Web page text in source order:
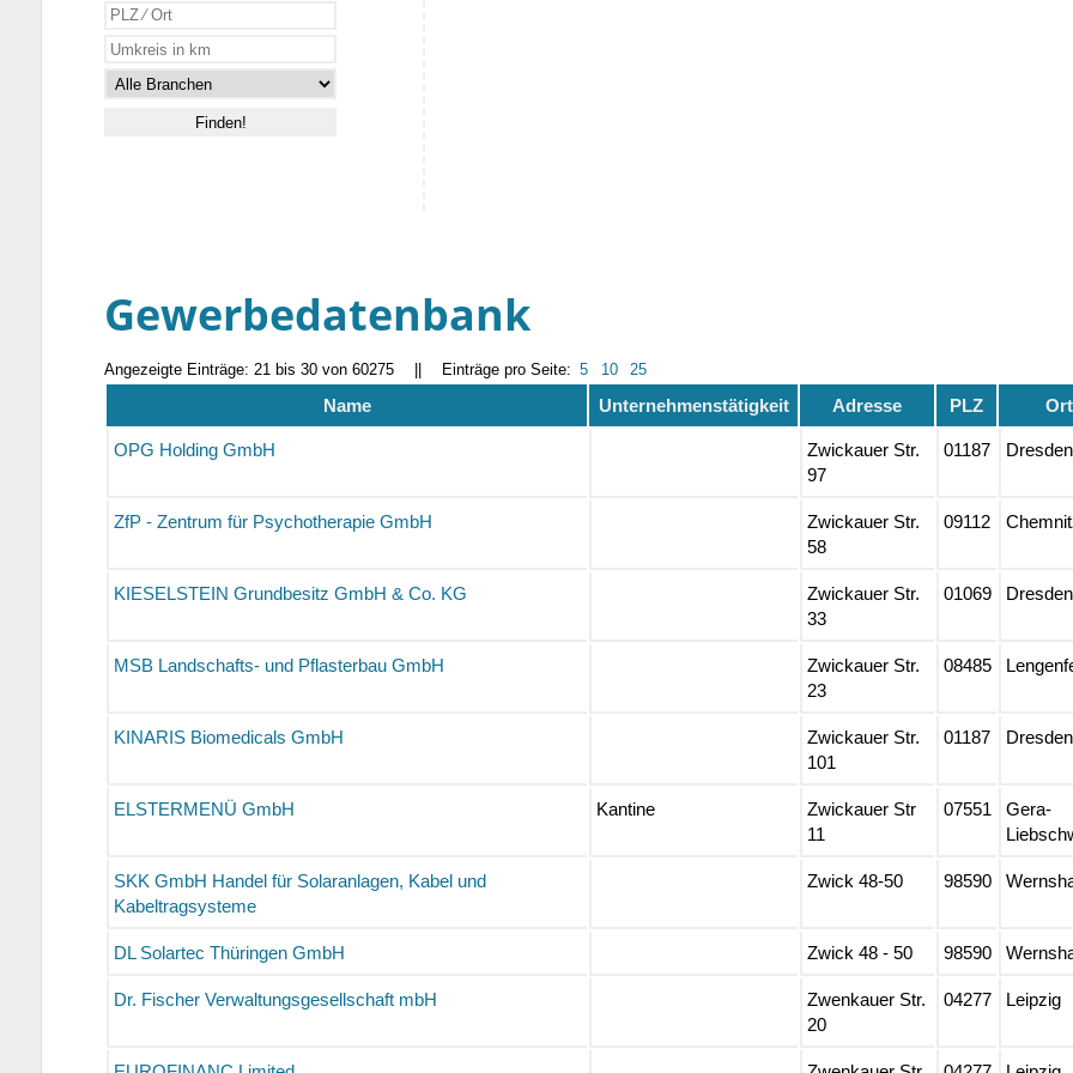
Gewerbedatenbank
Angezeigte Einträge: 21 bis 30 von 60275 Einträge pro Seite: 5 10 25
Name Unternehmenstätigkeit Adresse PLZ Ort
OPG Holding GmbH
Zwickauer Str.
97
01187 Dresden
ZfP - Zentrum für Psychotherapie GmbH
Zwickauer Str.
58
09112
KIESELSTEIN Grundbesitz GmbH & Co. KG
Zwickauer Str.
33
01069 Dresden
MSB Landschafts- und Pflasterbau GmbH
Zwickauer Str.
23
08485
KINARIS Biomedicals GmbH
Zwickauer Str.
101
01187 Dresden
ELSTERMENÜ GmbH Kantine
Zwickauer Str
11
07551
Gera-
SKK GmbH Handel für Solaranlagen, Kabel und
Kabeltragsysteme
Zwick 48-50 98590
DL Solartec Thüringen GmbH Zwick 48 - 50 98590
Dr. Fischer Verwaltungsgesellschaft mbH
Zwenkauer Str.
20
04277 Leipzig